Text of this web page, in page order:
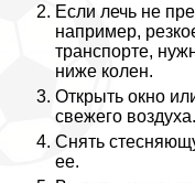
Если лечь не
например,
трaнcпорте,
ниже колен.
Открыть окно
свежего воздуха.
Снять
ее.